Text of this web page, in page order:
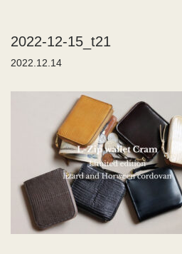
2022-12-15_t21
2022.12.14